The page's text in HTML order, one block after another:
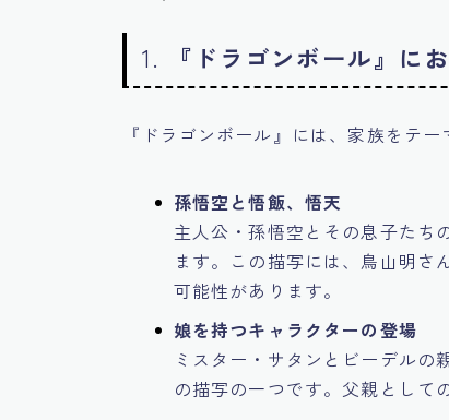
1. 『ドラゴンボール』に
『ドラゴンボール』には、家族をテ
孫悟空と悟飯、悟天
主人公・孫悟空とその息子たち
ます。この描写には、鳥山明さ
可能性があります。
娘を持つキャラクターの登場
ミスター・サタンとビーデル
の描写の一つです。父親として